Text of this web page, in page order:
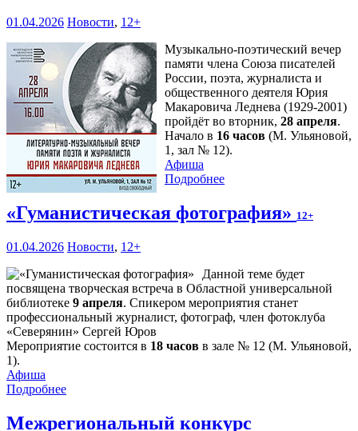
01.04.2026 Новости, 12+
Музыкально-поэтический вечер
памяти члена Союза писателей
России, поэта, журналиста и
общественного деятеля Юрия
Макаровича Леднева (1929-2001)
пройдёт во вторник, 28 апреля.
Начало в 16 часов (М. Ульяновой,
1, зал № 12).
Афиша
Подробнее
«Гуманистическая фотография» 12+
01.04.2026 Новости, 12+
Данной теме будет
посвящена творческая встреча в Областной универсальной
библиотеке 9 апреля. Спикером мероприятия станет
профессиональный журналист, фотограф, член фотоклуба
«Северянин» Сергей Юров
Мероприятие состоится в 18 часов в зале № 12 (М. Ульяновой,
1).
Афиша
Подробнее
Межрегиональный конкурс